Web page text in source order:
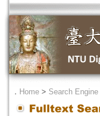
． Home > Search Engine